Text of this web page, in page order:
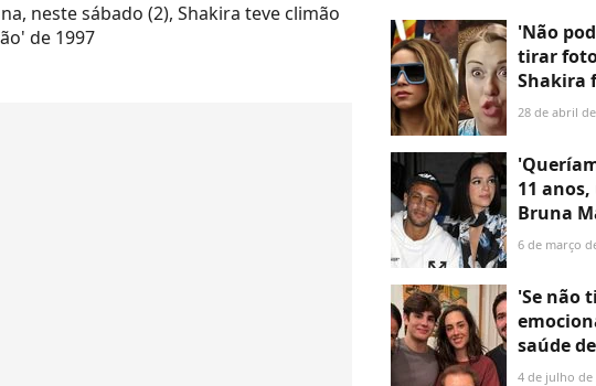
neste sábado (2), Shakira teve climão
de 1997
'Não
tirar
Shakira
clima
28 de abril
11
Bruna
término
diz
difíceis?
6 de março
'Se não
saúde
anos;
4 de julho de